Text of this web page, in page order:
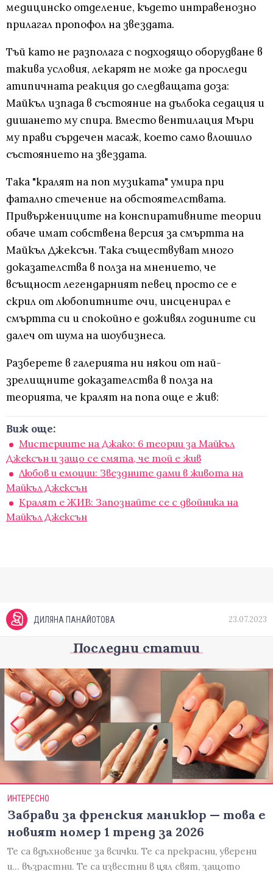
медицинско отделение, където интравенозно
прилагал пропофол на звездата.
Тъй като не разполага с подходящо оборудване в
такива условия, лекарят не може да проследи
атипичната реакция до следващата доза:
Майкъл изпада в състояние на дълбока седация и
дишането му спира. Вместо вентилация Мъри
му прави сърдечен масаж, което само влошило
състоянието на звездата.
Така "кралят на поп музиката" умира при
фатално стечение на обстоятелствата.
Привържениците на конспиративните теории
обаче имат собствена версия за смъртта на
Майкъл Джексън. Така съществуват много
доказателства в полза на мнението, че
всъщност легендарният певец просто се е
скрил от любопитните очи, инсценирал е
смъртта си и спокойно е доживял годините си
далеч от шума на шоубизнеса.
Разберете в галерията ни някои от най-
зрелищните доказателства в полза на
теорията, че кралят на попа още е жив:
Виж още:
Мистериите на Джако: 6 теории за Майкъл
Джексън и защо се смята, че той е жив
Любов и емоции: Звездните дами в живота на
Майкъл Джексън
Кралят е ЖИВ: Запознайте се с двойника на
Майкъл Джексън
ДИЛЯНА ПАНАЙОТОВА 23.07.2023
Последни статии
ИНТЕРЕСНО
Забрави за френския маникюр — това е
новият номер 1 тренд за 2026
Те са вдъхновение за всички. Те са прекрасни, уверени
и... възрастни. Те са известни в цял свят, защото